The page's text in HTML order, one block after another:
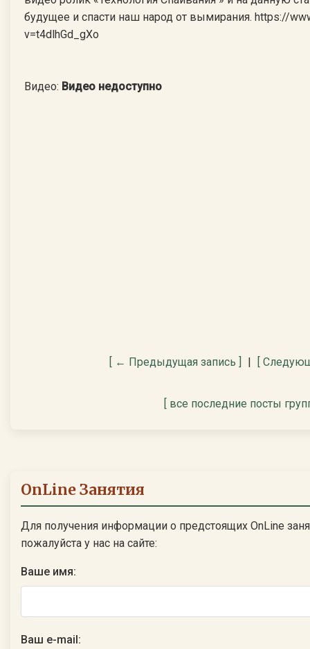
Видео: Видео недоступно
[ ← Предыдущая запись ] | [
[ все последние посты
OnLine Занятия
Для получения информации о предстоящих OnLine
пожалуйста у нас на сайте:
Ваше имя:
Ваш e-mail: